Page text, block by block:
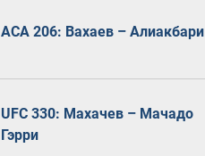
ACA 206: Вахаев – Алиакбари
UFC 330: Махачев – Мачадо
Гэрри